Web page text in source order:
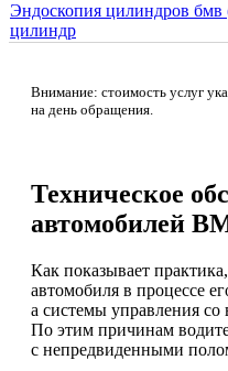
Эндоскопия цилиндров бмв
цилиндр
Внимание: стоимость услуг
на день обращения.
Техническое
автомобилей
Как показывает
автомобиля в процессе
а системы управления со
По этим причинам
с непредвиденными